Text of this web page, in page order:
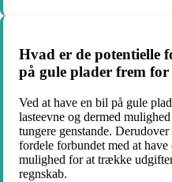
Hvad er de potentielle
på gule plader frem
Ved at have en bil på gule
lasteevne og dermed
tungere genstande.
fordele forbundet med at
mulighed for at trække
regnskab.